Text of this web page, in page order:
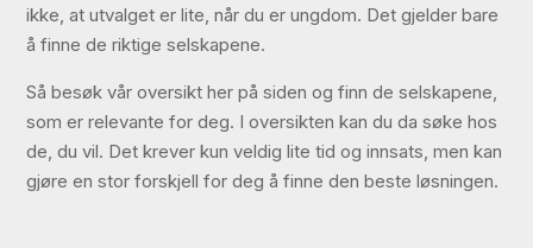
ikke, at utvalget er lite, når du er ungdom. Det gjelder bare
å finne de riktige selskapene.
Så besøk vår oversikt her på siden og finn de selskapene,
som er relevante for deg. I oversikten kan du da søke hos
de, du vil. Det krever kun veldig lite tid og innsats, men kan
gjøre en stor forskjell for deg å finne den beste løsningen.